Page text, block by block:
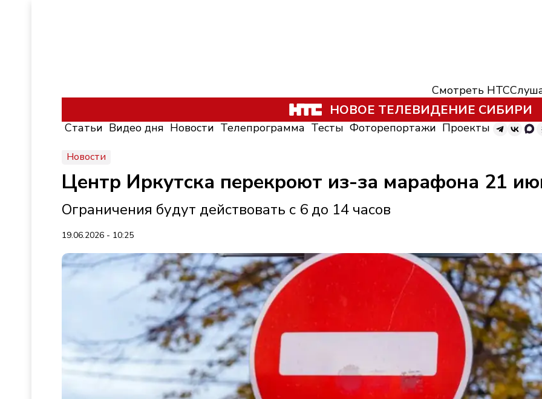
Смотреть НТС
НОВОЕ ТЕЛЕВИДЕНИЕ СИБИРИ
Статьи Видео дня Новости Телепрограмма Тесты Фоторепортажи Проекты
Новости
Центр Иркутска перекроют из-за марафона 21
Ограничения будут действовать с 6 до 14 часов
19.06.2026 - 10:25